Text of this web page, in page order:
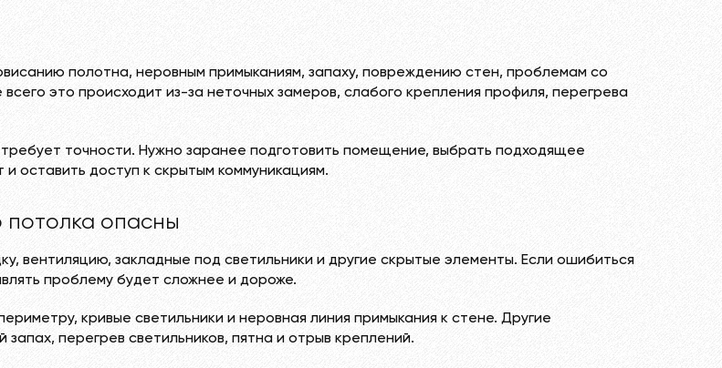
полотна, неровным примыканиям, запаху, повреждению стен, проблемам со
это происходит из-за неточных замеров, слабого крепления профиля, перегрева
точности. Нужно заранее подготовить помещение, выбрать подходящее
оставить доступ к скрытым коммуникациям.
опасны
вентиляцию, закладные под светильники и другие скрытые элементы. Если ошибиться
проблему будет сложнее и дороже.
кривые светильники и неровная линия примыкания к стене. Другие
перегрев светильников, пятна и отрыв креплений.